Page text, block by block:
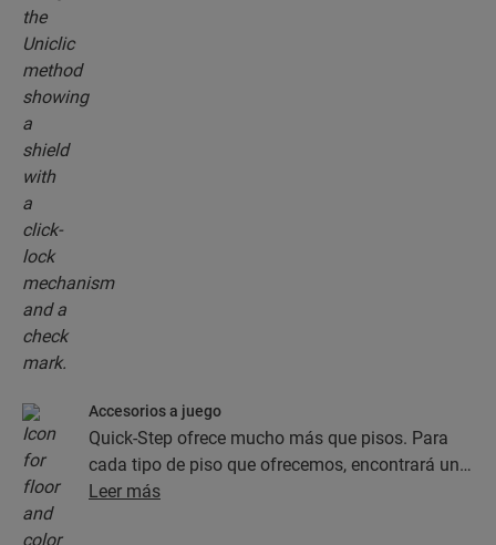
Accesorios a juego
Quick-Step ofrece mucho más que pisos. Para
cada tipo de piso que ofrecemos, encontrará una
completa colección de accesorios, como capas
Leer más